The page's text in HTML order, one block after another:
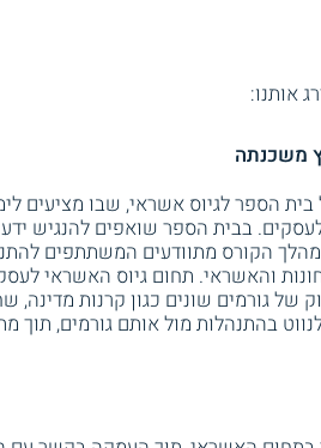
אותנו:
משכנתה
הספר לגיוס אשראי, שבו מציעים
בבית הספר שואפים להנגיש ידע
הקורס מתוודעים המשתתפים
והאשראי. תחום גיוס האשראי
גורמים שונים כגון קרנות מדינה,
בהתנהלות מול אותם גורמים, תוך